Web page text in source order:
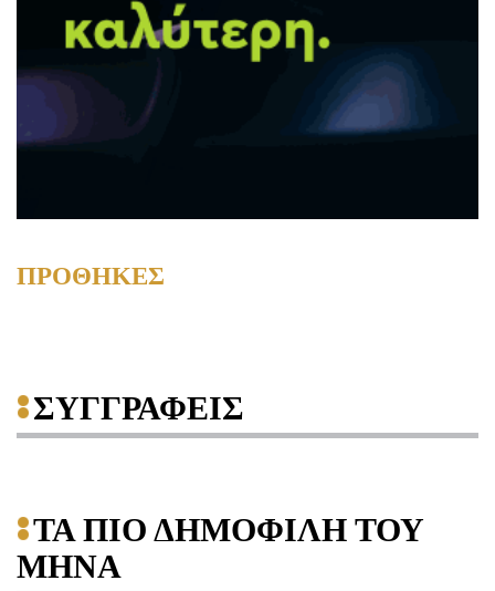
ΠΡΟΘΗΚΕΣ
ΣΥΓΓΡΑΦΕΙΣ
ΤΑ ΠΙΟ ΔΗΜΟΦΙΛΗ ΤΟΥ
ΜΗΝΑ